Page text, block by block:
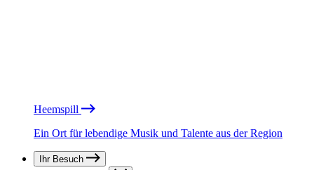
Heemspill
Ein Ort für lebendige Musik und Talente aus der Region
Ihr Besuch